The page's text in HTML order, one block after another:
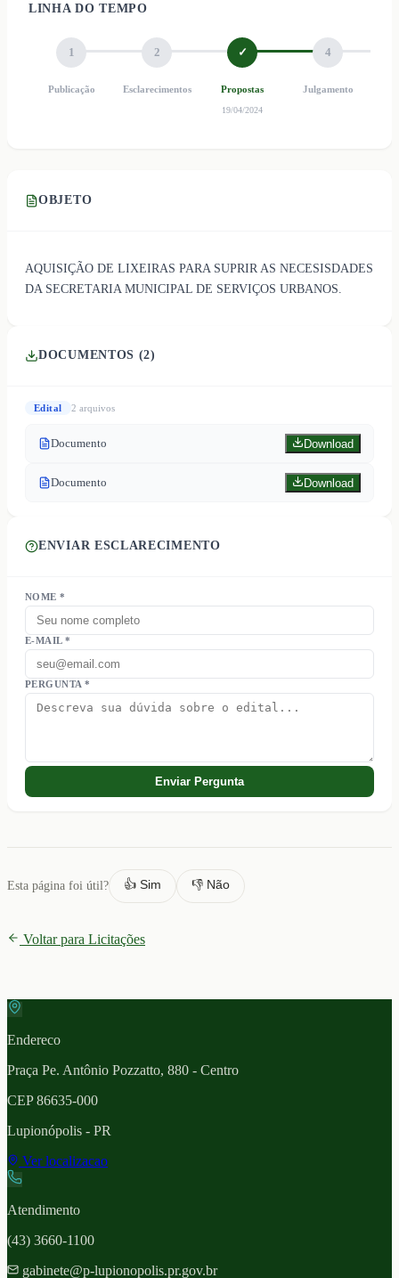
LINHA DO TEMPO
1
Publicação
2
Esclarecimentos
✓
Propostas
19/04/2024
4
Julgamento
OBJETO
AQUISIÇÃO DE LIXEIRAS PARA SUPRIR AS NECESISDADES
DA SECRETARIA MUNICIPAL DE SERVIÇOS URBANOS.
DOCUMENTOS (2)
Edital 2 arquivos
Documento Download
Documento Download
ENVIAR ESCLARECIMENTO
NOME *
E-MAIL *
PERGUNTA *
Enviar Pergunta
Esta página foi útil? 👍 Sim 👎 Não
Voltar para Licitações
Endereco
Praça Pe. Antônio Pozzatto, 880 - Centro
CEP86635-000
Lupionópolis - PR
Ver localizacao
Atendimento
(43) 3660-1100
gabinete@p-lupionopolis.pr.gov.br